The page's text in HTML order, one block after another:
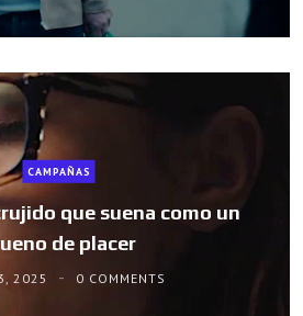
CAMPAÑAS
que suena como un
de placer
2025 0 COMMENTS